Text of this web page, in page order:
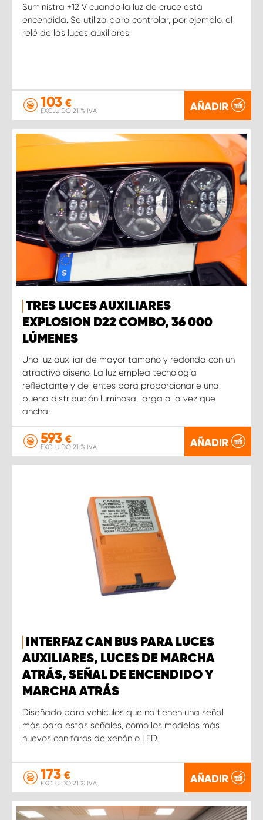
Suministra +12 V cuando la luz de cruce está
encendida. Se utiliza para controlar, por ejemplo, el
relé de las luces auxiliares.
103 €
EXCLUIDO 21 % IVA AÑADIR
TRES LUCES AUXILIARES
EXPLOSION D22 COMBO, 36 000
LÚMENES
Una luz auxiliar de mayor tamaño y redonda con un
atractivo diseño. La luz emplea tecnología
reflectante y de lentes para proporcionarle una
buena distribución luminosa, larga a la vez que
ancha.
593 €
EXCLUIDO 21 % IVA AÑADIR
INTERFAZ CAN BUS PARA LUCES
AUXILIARES, LUCES DE MARCHA
ATRÁS, SEÑAL DE ENCENDIDO Y
MARCHA ATRÁS
Diseñado para vehículos que no tienen una señal
más para estas señales, como los modelos más
nuevos con faros de xenón o LED.
173 €
EXCLUIDO 21 % IVA AÑADIR